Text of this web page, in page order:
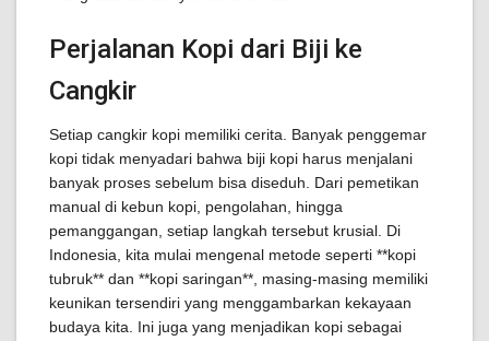
Perjalanan Kopi dari Biji ke
Cangkir
Setiap cangkir kopi memiliki cerita. Banyak penggemar
kopi tidak menyadari bahwa biji kopi harus menjalani
banyak proses sebelum bisa diseduh. Dari pemetikan
manual di kebun kopi, pengolahan, hingga
pemanggangan, setiap langkah tersebut krusial. Di
Indonesia, kita mulai mengenal metode seperti **kopi
tubruk** dan **kopi saringan**, masing-masing memiliki
keunikan tersendiri yang menggambarkan kekayaan
budaya kita. Ini juga yang menjadikan kopi sebagai